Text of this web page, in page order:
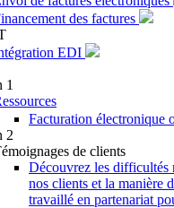
des factures
EDI
1
Facturation électronique
2
de clients
Découvrez les difficultés
nos clients et la manière
travaillé en partenariat